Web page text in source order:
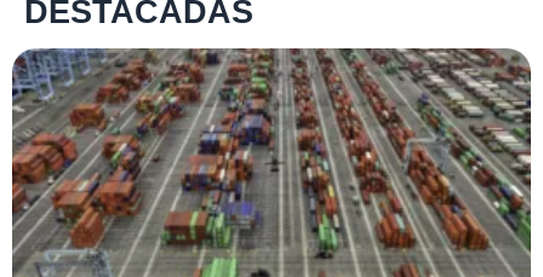
DESTACADAS